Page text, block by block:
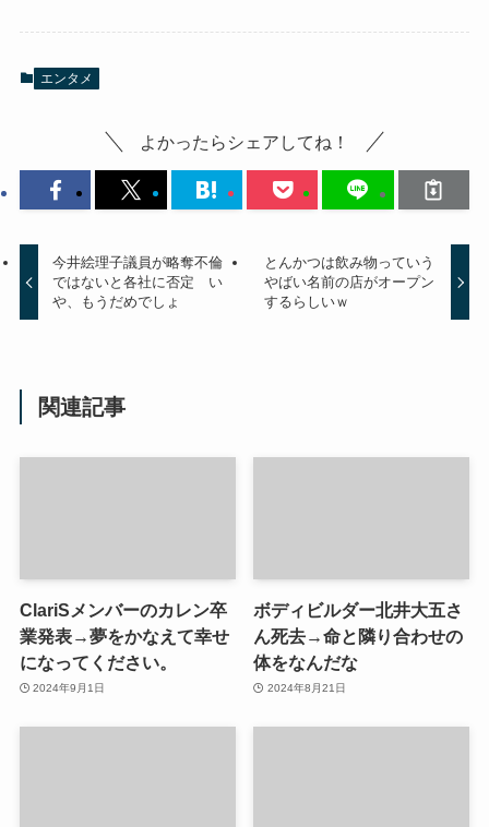
エンタメ
よかったらシェアしてね！
今井絵理子議員が略奪不倫
ではないと各社に否定 い
や、もうだめでしょ
とんかつは飲み物っていう
やばい名前の店がオープン
するらしいｗ
関連記事
ClariSメンバーのカレン卒
業発表→夢をかなえて幸せ
になってください。
2024年9月1日
ボディビルダー北井大五さ
ん死去→命と隣り合わせの
体をなんだな
2024年8月21日